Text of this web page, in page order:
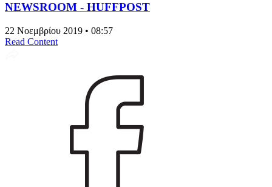
NEWSROOM - HUFFPOST
22 Νοεμβρίου 2019 • 08:57
Read Content